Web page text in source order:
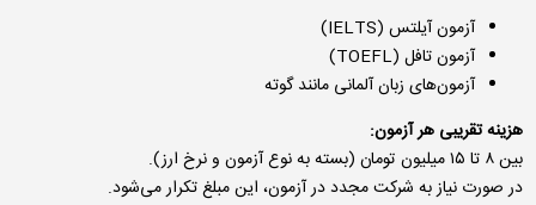
آزمون آیلتس (IELTS)
آزمون تافل (TOEFL)
آزمون‌های زبان آلمانی مانند گوته
هزینه تقریبی هر آزمون:
بین ۸ تا ۱۵ میلیون تومان (بسته به نوع آزمون و نرخ ارز).
در صورت نیاز به شرکت مجدد در آزمون، این مبلغ تکرار می‌شود.